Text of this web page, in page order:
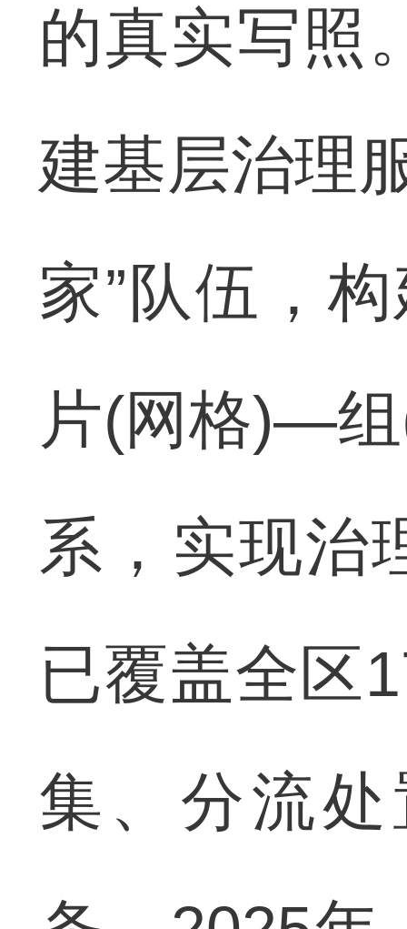
的真实写照
建基层治理
家”队伍，
片(网格)—
系，实现治
已覆盖全区
集、分流